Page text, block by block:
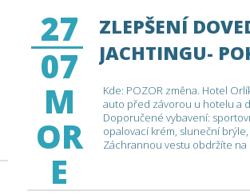
27
07
M
OR
E
ZLEPŠENÍ
JACHTINGU-
Kde: POZOR změna. Hotel
auto před závorou u hotelu a
Doporučené vybavení:
opalovací krém, sluneční
Záchrannou vestu obdržíte na